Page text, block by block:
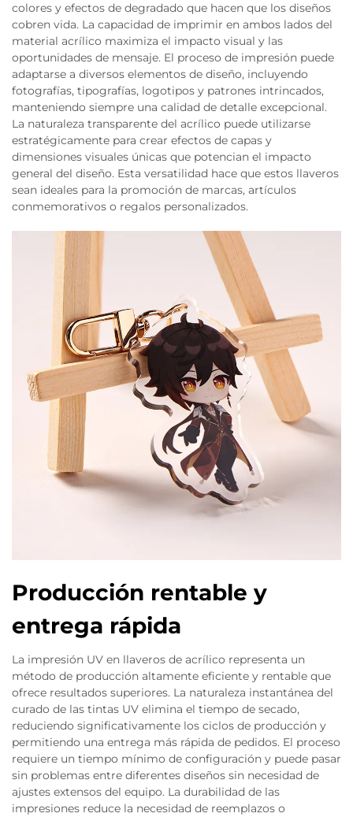
colores y efectos de degradado que hacen que los diseños
cobren vida. La capacidad de imprimir en ambos lados del
material acrílico maximiza el impacto visual y las
oportunidades de mensaje. El proceso de impresión puede
adaptarse a diversos elementos de diseño, incluyendo
fotografías, tipografías, logotipos y patrones intrincados,
manteniendo siempre una calidad de detalle excepcional.
La naturaleza transparente del acrílico puede utilizarse
estratégicamente para crear efectos de capas y
dimensiones visuales únicas que potencian el impacto
general del diseño. Esta versatilidad hace que estos llaveros
sean ideales para la promoción de marcas, artículos
conmemorativos o regalos personalizados.
Producción rentable y
entrega rápida
La impresión UV en llaveros de acrílico representa un
método de producción altamente eficiente y rentable que
ofrece resultados superiores. La naturaleza instantánea del
curado de las tintas UV elimina el tiempo de secado,
reduciendo significativamente los ciclos de producción y
permitiendo una entrega más rápida de pedidos. El proceso
requiere un tiempo mínimo de configuración y puede pasar
sin problemas entre diferentes diseños sin necesidad de
ajustes extensos del equipo. La durabilidad de las
impresiones reduce la necesidad de reemplazos o